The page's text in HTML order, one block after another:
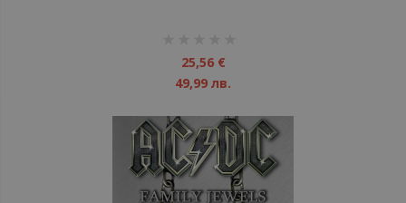
25,56 €
49,99 лв.